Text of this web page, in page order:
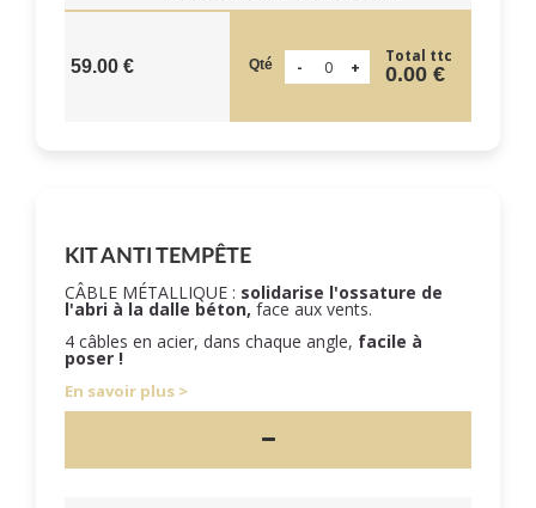
59.00 € Qté Total ttc
0.00 €
KIT ANTI TEMPÊTE
CÂBLE MÉTALLIQUE : solidarise l'ossature de
l'abri à la dalle béton, face aux vents.
4 câbles en acier, dans chaque angle, facile à
poser !
En savoir plus